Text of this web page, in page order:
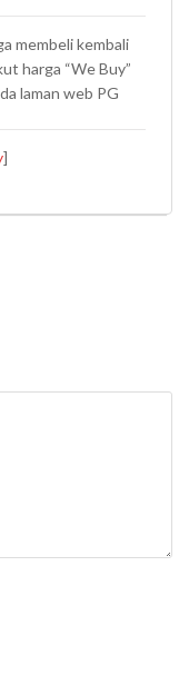
membeli kembali
harga “We Buy”
laman web PG
]